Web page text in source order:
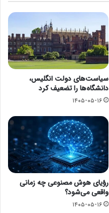
سیاست‌های دولت انگلیس،
دانشگاه‌ها را تضعیف کرد
۱۴۰۵-۰۵-۱۶
رؤیای هوش مصنوعی چه زمانی
واقعی می‌شود؟
۱۴۰۵-۰۵-۱۶